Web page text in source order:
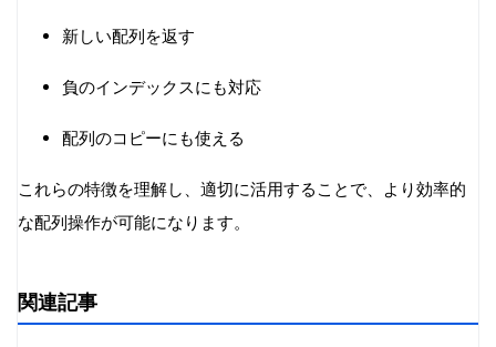
新しい配列を返す
負のインデックスにも対応
配列のコピーにも使える
これらの特徴を理解し、適切に活用することで、より効率的
な配列操作が可能になります。
関連記事